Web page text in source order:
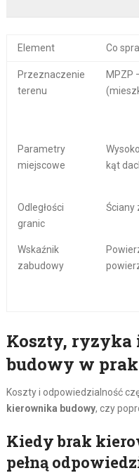
Element Co
Przeznaczenie
terenu
MPZP
Parametry
miejscowe
kąt
Odległości
granic
Ściany
Wskaźnik
zabudowy
Koszty,
budowy w
Koszty i odpowiedzialność
kierownika budowy, czy
Kiedy brak
pełną